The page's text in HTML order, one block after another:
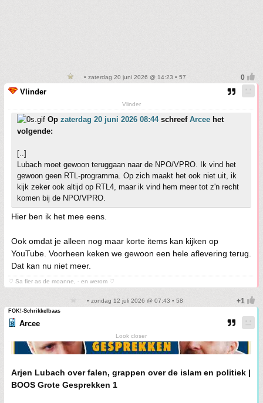
• zaterdag 20 juni 2026 @ 14:23 • 57
Vlinder
Vlinder
Op zaterdag 20 juni 2026 08:44schreef Arcee het
volgende:
[..]
Lubach moet gewoon teruggaan naar de NPO/VPRO. Ik vind het
gewoon geen RTL-programma. Op zich maakt het ook niet uit, ik
kijk zeker ook altijd op RTL4, maar ik vind hem meer tot z'n recht
komen bij de NPO/VPRO.
Hier ben ik het mee eens.
Ook omdat je alleen nog maar korte items kan kijken op
YouTube. Voorheen keken we gewoon een hele aflevering terug.
Dat kan nu niet meer.
♡ Sa fier as de moanne, - en werom ♡
• zondag 12 juli 2026 @ 07:43 • 58
FOK!-Schrikkelbaas
Arcee
Look closer
Arjen Lubach over falen, grappen over de islam en politiek |
BOOS Grote Gesprekken 1